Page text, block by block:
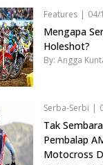
Features | 04/
Mengapa
Holeshot?
By: Angga
Serba-Serbi |
Tak
Pembalap
Motocross